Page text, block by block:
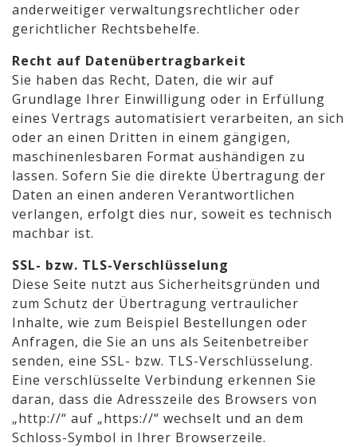
anderweitiger verwaltungsrechtlicher oder
gerichtlicher Rechtsbehelfe.
Recht auf Daten­übertrag­barkeit
Sie haben das Recht, Daten, die wir auf
Grundlage Ihrer Einwilligung oder in Erfüllung
eines Vertrags automatisiert verarbeiten, an sich
oder an einen Dritten in einem gängigen,
maschinenlesbaren Format aushändigen zu
lassen. Sofern Sie die direkte Übertragung der
Daten an einen anderen Verantwortlichen
verlangen, erfolgt dies nur, soweit es technisch
machbar ist.
SSL- bzw. TLS-Verschlüsselung
Diese Seite nutzt aus Sicherheitsgründen und
zum Schutz der Übertragung vertraulicher
Inhalte, wie zum Beispiel Bestellungen oder
Anfragen, die Sie an uns als Seitenbetreiber
senden, eine SSL- bzw. TLS-Verschlüsselung.
Eine verschlüsselte Verbindung erkennen Sie
daran, dass die Adresszeile des Browsers von
„http://“ auf „https://“ wechselt und an dem
Schloss-Symbol in Ihrer Browserzeile.